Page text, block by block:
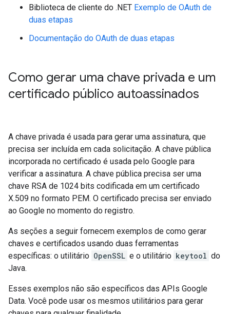
Biblioteca de cliente do .NET Exemplo de OAuth de
duas etapas
Documentação do OAuth de duas etapas
Como gerar uma chave privada e um
certificado público autoassinados
A chave privada é usada para gerar uma assinatura, que
precisa ser incluída em cada solicitação. A chave pública
incorporada no certificado é usada pelo Google para
verificar a assinatura. A chave pública precisa ser uma
chave RSA de 1024 bits codificada em um certificado
X.509 no formato PEM. O certificado precisa ser enviado
ao Google no momento do registro.
As seções a seguir fornecem exemplos de como gerar
chaves e certificados usando duas ferramentas
específicas: o utilitário OpenSSL e o utilitário keytool do
Java.
Esses exemplos não são específicos das APIs Google
Data. Você pode usar os mesmos utilitários para gerar